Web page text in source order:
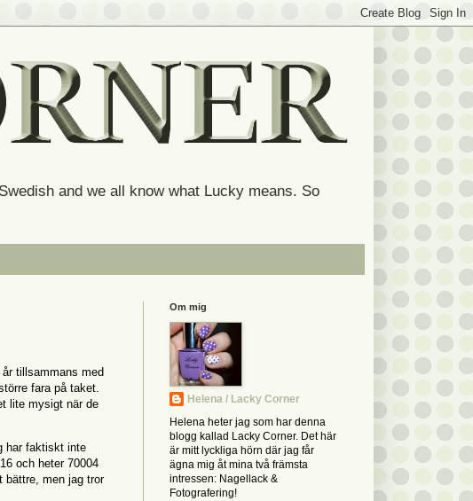
and we all know what Lucky means. So
tillsammans med
fara på taket.
lite mysigt när de
har faktiskt inte
och heter 70004
bättre, men jag tror
Om mig
Helena / Lacky Corner
Helena heter jag som har denna
blogg kallad Lacky Corner. Det här
är mitt lyckliga hörn där jag får
ägna mig åt mina två främsta
intressen: Nagellack &
Fotografering!